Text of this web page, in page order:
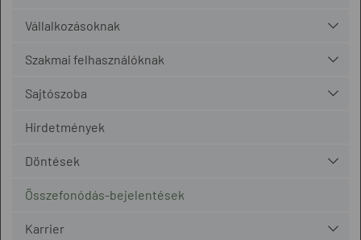
Vállalkozásoknak
Szakmai felhasználóknak
Sajtószoba
Hirdetmények
Döntések
Összefonódás-bejelentések
Karrier